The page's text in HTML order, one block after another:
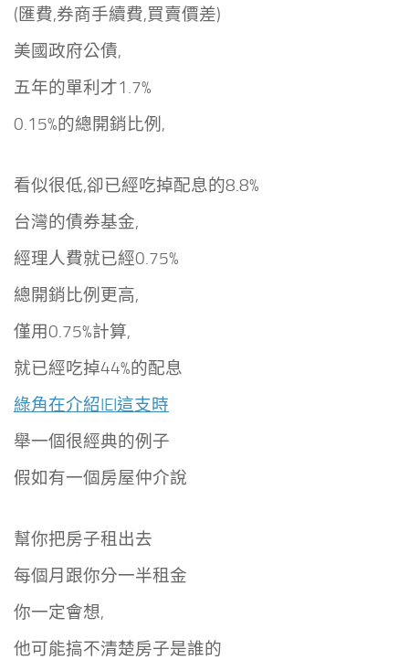
(匯費,券商手續費,買賣價差)
美國政府公債,
五年的單利才1.7%
0.15%的總開銷比例,
看似很低,卻已經吃掉配息的8.8%
台灣的債券基金,
經理人費就已經0.75%
總開銷比例更高,
僅用0.75%計算,
就已經吃掉44%的配息
綠角在介紹IEI這支時
舉一個很經典的例子
假如有一個房屋仲介說
幫你把房子租出去
每個月跟你分一半租金
你一定會想,
他可能搞不清楚房子是誰的